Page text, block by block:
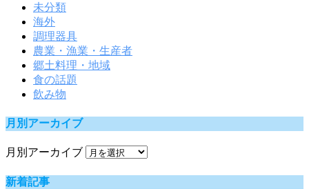
未分類
海外
調理器具
農業・漁業・生産者
郷土料理・地域
食の話題
飲み物
月別アーカイブ
月別アーカイブ
新着記事